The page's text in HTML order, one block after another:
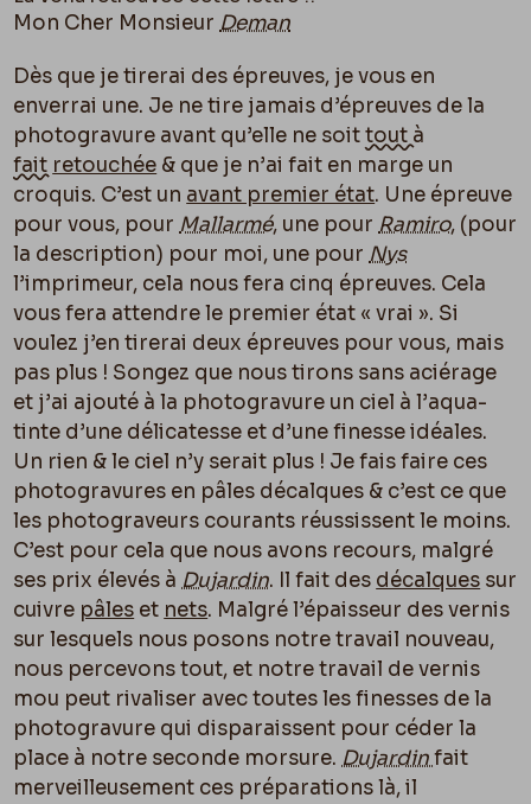
Mon Cher Monsieur Deman
Dès que je tirerai des épreuves, je vous en
enverrai une. Je ne tire jamais d’épreuves de la
photogravure avant qu’elle ne soittout à
fait retouchée & que je n’ai fait en marge un
croquis. C’est un avant premier état. Une épreuve
pour vous, pour Mallarmé, une pour Ramiro, (pour
la description) pour moi, une pour Nys
l’imprimeur, cela nous fera cinq épreuves. Cela
vous fera attendre le premier état « vrai ». Si
voulez j’en tirerai deux épreuves pour vous, mais
pas plus ! Songez que nous tirons sans aciérage
et j’ai ajouté à la photogravure un ciel à l’aqua-
tinte d’une délicatesse et d’une finesse idéales.
Un rien & le ciel n’y serait plus ! Je fais faire ces
photogravures en pâles décalques & c’est ce que
les photograveurs courants réussissent le moins.
C’est pour cela que nous avons recours, malgré
ses prix élevés à Dujardin. Il fait des décalques sur
cuivre pâles et nets. Malgré l’épaisseur des vernis
sur lesquels nous posons notre travail nouveau,
nous percevons tout, et notre travail de vernis
mou peut rivaliser avec toutes les finesses de la
photogravure qui disparaissent pour céder la
place à notre seconde morsure. Dujardinfait
merveilleusement ces préparations là, il